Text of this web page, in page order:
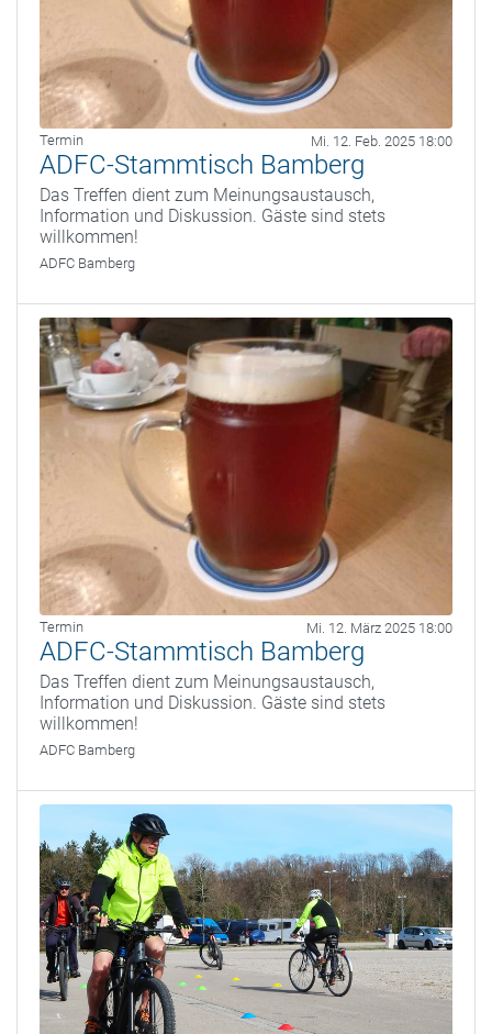
Termin Mi. 12. Feb. 2025 18:00
ADFC-Stammtisch Bamberg
Das Treffen dient zum Meinungsaustausch,
Information und Diskussion. Gäste sind stets
willkommen!
ADFC Bamberg
Termin Mi. 12. März 2025 18:00
ADFC-Stammtisch Bamberg
Das Treffen dient zum Meinungsaustausch,
Information und Diskussion. Gäste sind stets
willkommen!
ADFC Bamberg